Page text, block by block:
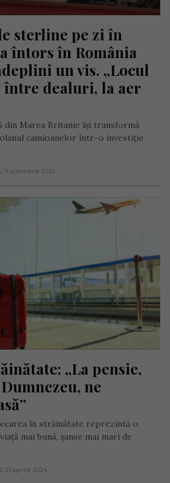
sterline pe zi în
întors în România
un vis. „Locul
între dealuri, la aer
din Marea Britanie își transformă
camioanelor într-o investiție
11 octombrie 2025
„La pensie,
ne
în străinătate reprezintă o
mai bună, șanse mai mari de
21 aprilie 2024